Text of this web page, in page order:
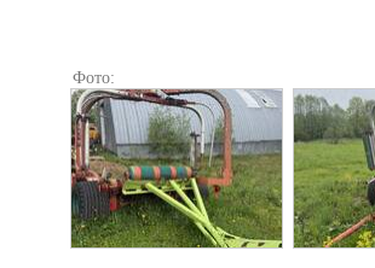
Фото: